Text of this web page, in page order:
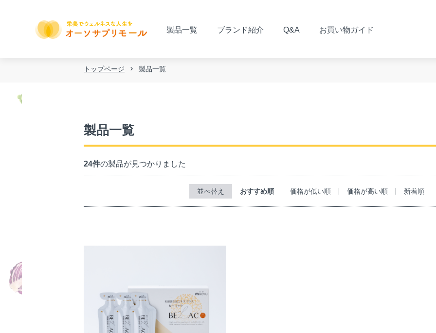
製品一覧 ブランド紹介 Q&A お買い物ガイド
トップページ 製品一覧
製品一覧
24件の製品が見つかりました
おすすめ順 価格が低い順 価格が高い順 新着順